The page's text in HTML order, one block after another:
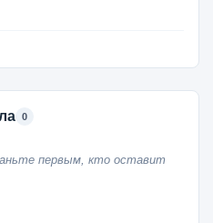
0
первым, кто оставит